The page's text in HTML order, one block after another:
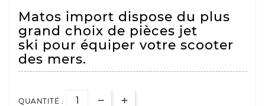
Matos import dispose du plus
grand choix de pièces jet
ski pour équiper votre scooter
des mers.
QUANTITÉ :